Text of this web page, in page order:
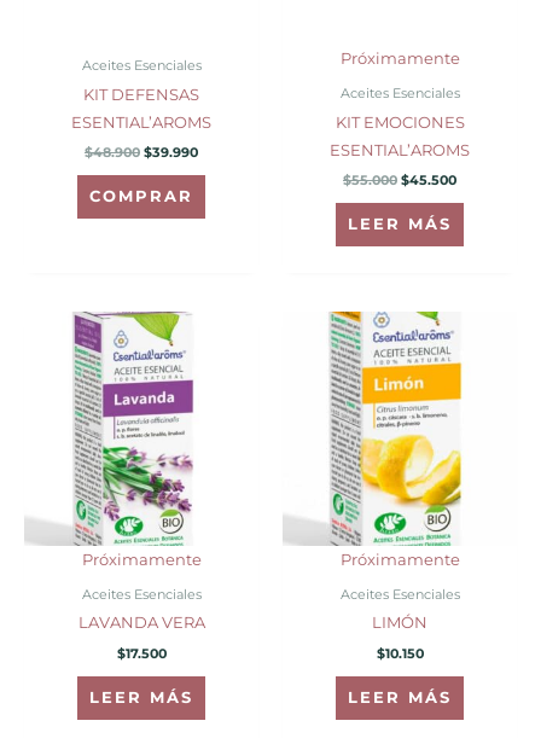
Aceites Esenciales
KIT DEFENSAS
ESENTIAL’AROMS
$48.900 $39.990
COMPRAR
Próximamente
Aceites Esenciales
KIT EMOCIONES
ESENTIAL’AROMS
$55.000 $45.500
LEER MÁS
Próximamente
Aceites Esenciales
LAVANDA VERA
$17.500
LEER MÁS
Próximamente
Aceites Esenciales
LIMÓN
$10.150
LEER MÁS